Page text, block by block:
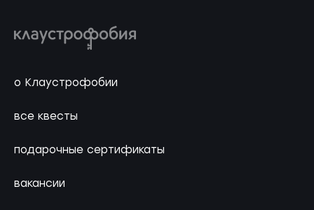
о Клаустрофобии
все квесты
подарочные сертификаты
вакансии